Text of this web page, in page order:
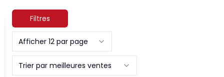
Filtres
Afficher 12 par page
Trier par meilleures ventes